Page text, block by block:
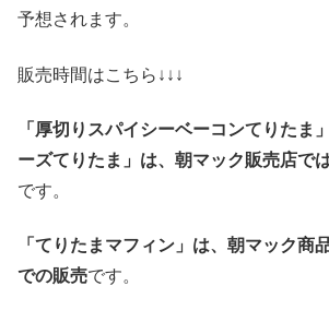
予想されます。
販売時間はこちら↓↓↓
「厚切りスパイシーベーコンてりたま
ーズてりたま」は、朝マック販売店で
です。
「てりたまマフィン」は、朝マック商
での販売です。